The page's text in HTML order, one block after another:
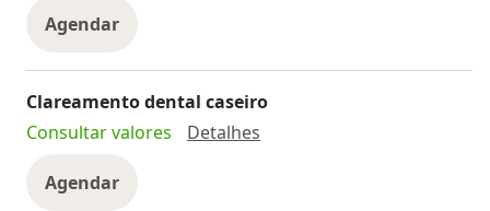
Agendar
Clareamento dental caseiro
Consultar valores
Detalhes
Agendar